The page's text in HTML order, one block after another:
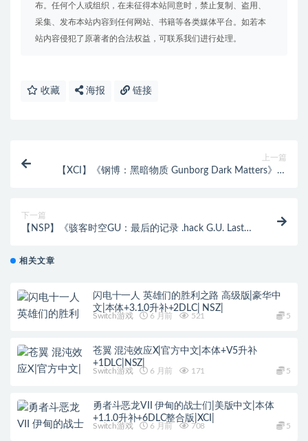
布。任何个人或组织，在未征得本站同意时，禁止复制、盗用、
采集、发布本站内容到任何网站、书籍等各类媒体平台。如若本
站内容侵犯了原著者的合法权益，可联系我们进行处理。
收藏 海报 链接
上一篇
【XCI】《钢博：黑暗物质 Gunborg Dark Matters》英
下一篇
【NSP】《骇客时空GU：最后的记录 .hack G.U. Last
相关文章
闪电十一人 英雄们的胜利之路 高级版|豪华中
文|本体+3.1.0升补+2DLC| NSZ|
Switch游戏 6 月前 521 5
苍翼 混沌效应X|官方中文|本体+V5升补
+1DLC|NSZ|
Switch游戏 6 月前 171 5
勇者斗恶龙VII 伊甸的战士们|美版中文|本体
+1.1.0升补+6DLC整合版|XCI|
Switch游戏 6 月前 708 5